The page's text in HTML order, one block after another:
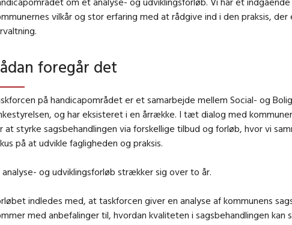
vilkår og stor erfaring med at rådgive ind i den praksis, der
foregår det
på handicapområdet er et samarbejde mellem Social- og
og har eksisteret i en årrække. I tæt dialog med
at styrke sagsbehandlingen via forskellige tilbud og forløb, hvor vi
på at udvikle fagligheden og praksis.
analyse- og udviklingsforløb strækker sig over to år.
indledes med, at taskforcen giver en analyse af kommunens
med anbefalinger til, hvordan kvaliteten i sagsbehandlingen kan